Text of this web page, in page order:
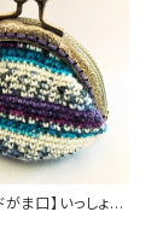
がま口】いっしょに
【オパール毛糸】